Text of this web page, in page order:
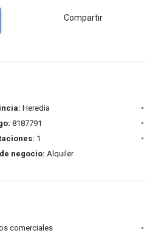
Compartir
Heredia
8187791
1
negocio: Alquiler
comerciales